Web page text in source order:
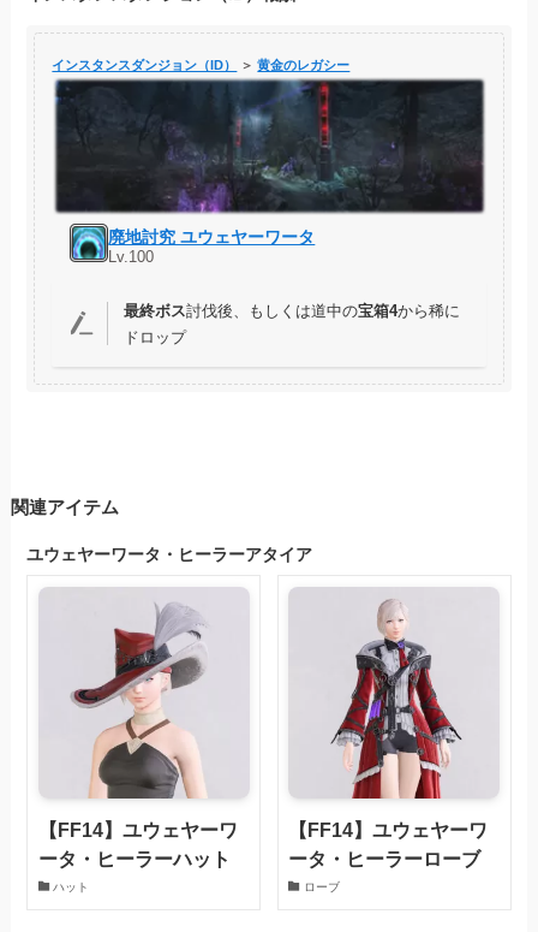
インスタンスダンジョン（ID） ＞黄金のレガシー
廃地討究 ユウェヤーワータ
Lv.100
最終ボス討伐後、もしくは道中の宝箱4から稀に
ドロップ
関連アイテム
ユウェヤーワータ・ヒーラーアタイア
【FF14】ユウェヤーワ
ータ・ヒーラーハット
ハット
【FF14】ユウェヤーワ
ータ・ヒーラーローブ
ローブ